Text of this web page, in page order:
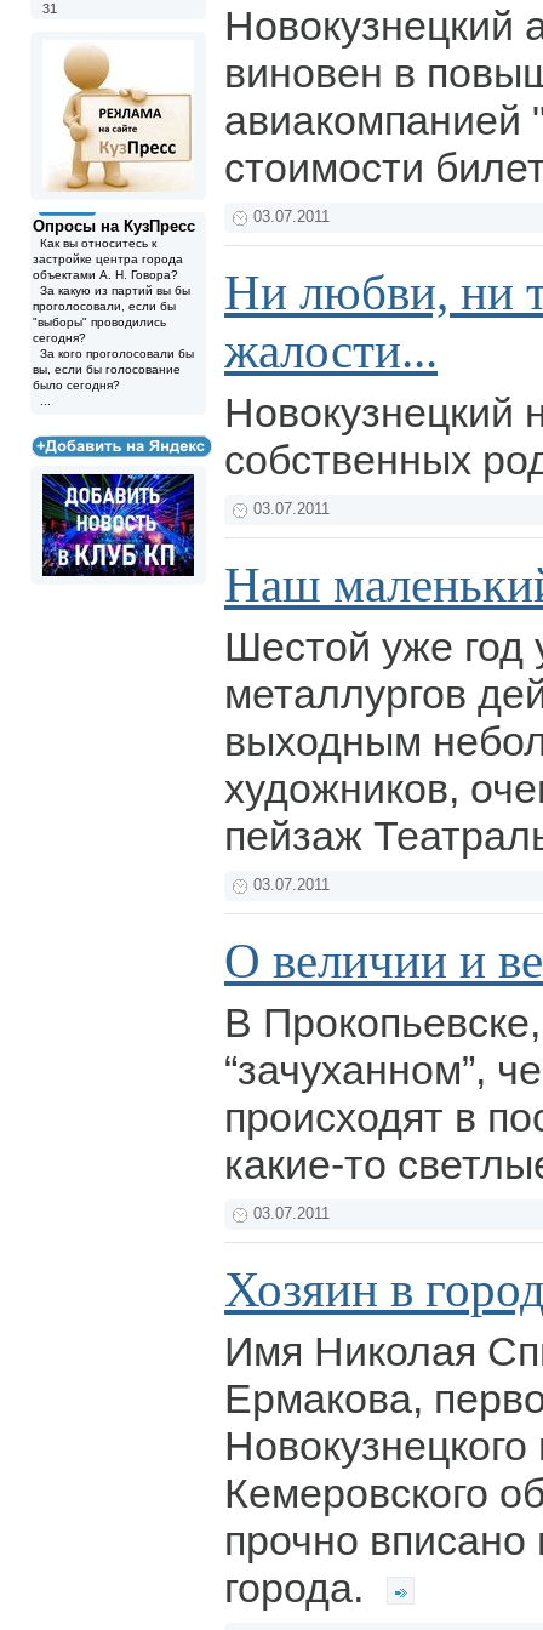
31
Опросы на КузПресс
Как вы относитесь к
застройке центра города
объектами А. Н. Говора?
За какую из партий вы бы
проголосовали, если бы
"выборы" проводились
сегодня?
За кого проголосовали бы
вы, если бы голосование
было сегодня?
Новокузнецкий
виновен в
авиакомпанией
стоимости
03.07.2011
Ни любви, ни
жалости...
Новокузнецкий
собственных
03.07.2011
Наш
Шестой уже год
металлургов
выходным
художников,
пейзаж
03.07.2011
О величии и
В
“зачуханном”,
происходят в
какие-то
03.07.2011
Хозяин в
Имя Николая
Ермакова,
Кемеровского
прочно
города.